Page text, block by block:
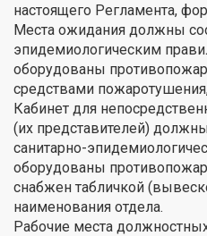
настоящего Регламента,
Места ожидания должны
эпидемиологическим
оборудованы
средствами
Кабинет для
(их представителей)
санитарно-
оборудованы
снабжен табличкой
наименования отдела.
Рабочие места